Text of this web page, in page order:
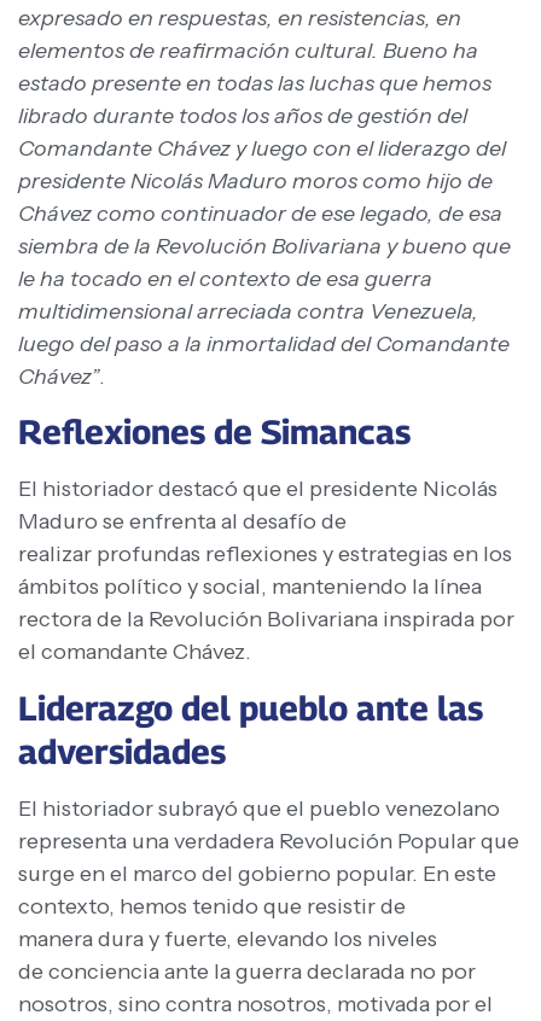
expresado en respuestas, en resistencias, en
elementos de reafirmación cultural. Bueno ha
estado presente en todas las luchas que hemos
librado durante todos los años de gestión del
Comandante Chávez y luego con el liderazgo del
presidente Nicolás Maduro moros como hijo de
Chávez como continuador de ese legado, de esa
siembra de la Revolución Bolivariana y bueno que
le ha tocado en el contexto de esa guerra
multidimensional arreciada contra Venezuela,
luego del paso a la inmortalidad del Comandante
Chávez”.
Reflexiones de Simancas
El historiador destacó que el presidente Nicolás
Maduro se enfrenta al desafío de
realizar profundas reflexiones y estrategias en los
ámbitos político y social, manteniendo la línea
rectora de la Revolución Bolivariana inspirada por
el comandante Chávez.
Liderazgo del pueblo ante las
adversidades
El historiador subrayó que el pueblo venezolano
representa una verdadera Revolución Popular que
surge en el marco del gobierno popular. En este
contexto, hemos tenido que resistir de
manera dura y fuerte, elevando los niveles
de conciencia ante la guerra declarada no por
nosotros, sino contra nosotros, motivada por el